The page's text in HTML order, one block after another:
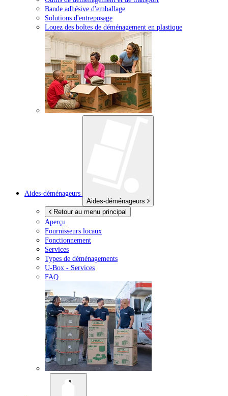
Bande adhésive d'emballage
Solutions d'entreposage
Louez des boîtes de déménagement en plastique
Aides-déménageurs
Aides-déménageurs
Retour au menu principal
Aperçu
Fournisseurs locaux
Fonctionnement
Services
Types de déménagements
U-Box - Services
FAQ